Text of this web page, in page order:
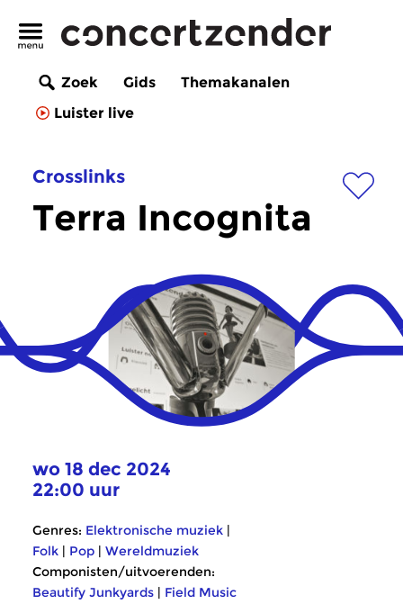
Zoek Gids
Themakanalen
Luister live
Crosslinks
Terra Incognita
wo 18 dec 2024
22:00 uur
Genres: Elektronische muziek |
Folk | Pop | Wereldmuziek
Componisten/uitvoerenden:
Beautify Junkyards | Field Music